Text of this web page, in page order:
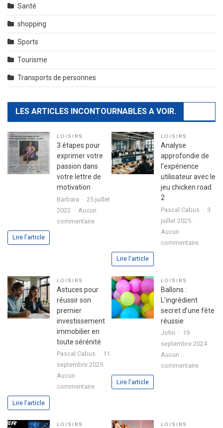
Santé
shopping
Sports
Tourisme
Transports de personnes
LES ARTICLES INCONTOURNABLES A VOIR.
LOISIRS
3 étapes pour
exprimer votre
passion dans
votre lettre de
motivation
Barbara
25 juillet
2022
Aucun
commentairesur
exprimer
passion
lettre
de
motivation
Lire l'article
LOISIRS
Analyse
approfondie de
l’expérience
utilisateur avec le
jeu chicken road
2
Pascal Cabus
3
juillet 2025
Aucun
commentairesur
avec
chicken
Lire l'article
LOISIRS
Astuces pour
réussir son
premier
investissement
immobilier en
toute sérénité
Pascal Cabus
11
septembre 2025
Aucun
commentairesur
réussir
Lire l'article
LOISIRS
Ballons :
L’ingrédient
secret d’une fête
réussie
John
19
septembre 2024
Aucun
commentairesur
Lire l'article
LOISIRS LOISIRS